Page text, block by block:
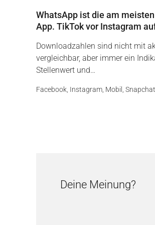
WhatsApp ist die am
App. TikTok vor Instagram
Downloadzahlen sind nicht mit
vergleichbar, aber immer ein
Stellenwert und…
Facebook Instagram Mobil Snapchat
Deine Meinung?